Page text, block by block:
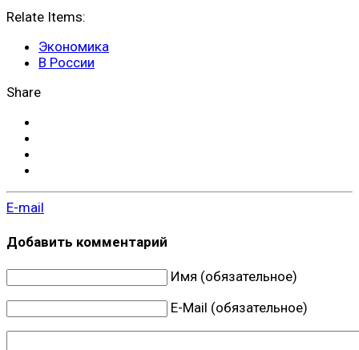
Relate Items:
Экономика
В России
Share
E-mail
Добавить комментарий
Имя (обязательное)
E-Mail (обязательное)